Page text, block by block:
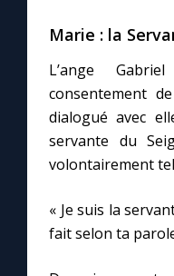
Mes intentions de
Une Minute avec
Une neuvaine
1000 Raisons de
Marie : la
L’ange
consentement
dialogué avec
servante du
volontairement
« Je suis la
fait selon ta